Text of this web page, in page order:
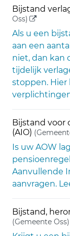
Bijstand
Oss) (externe
Als u een
aan een
niet, dan kan
tijdelijk
stoppen. Hier
Bijstand voor
(AIO)
Is uw AOW
Aanvullende
aanvragen.
Bijstand,
(Gemeente Oss)